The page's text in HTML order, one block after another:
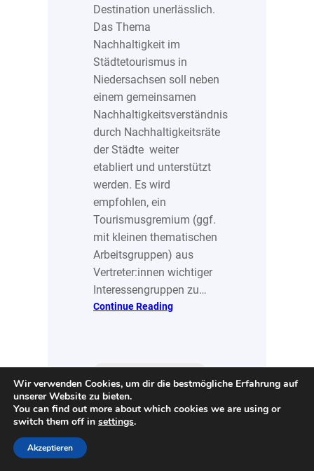
Destination unerlässlich.
Das Thema
Nachhaltigkeit im
Städtetourismus in
Niedersachsen soll neben
einem gemeinsamen
Nachhaltigkeitsverständnis
durch Nachhaltigkeitsräte
der Städte weiter
etabliert und unterstützt
werden. Es wird
empfohlen, ein
Tourismusgremium (ggf.
mit kleinen thematischen
Arbeitsgruppen) aus
Vertreter:innen wichtiger
Interessengruppen zu…
Continue Reading:
Strategie & Planung
Blaupause
Wir verwenden Cookies, um dir die bestmögliche Erfahrung auf
unserer Website zu bieten.
You can find out more about which cookies we are using or
switch them off in settings.
Akzeptieren